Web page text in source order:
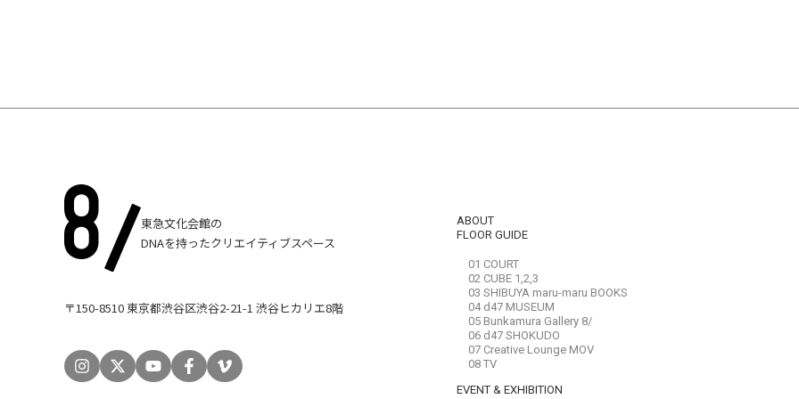
東急文化会館の
DNAを持ったクリエイティブスペース
〒150-8510 東京都渋谷区渋谷2-21-1 渋谷ヒカリエ8階
ABOUT
FLOOR GUIDE
01 COURT
02 CUBE 1,2,3
03 SHIBUYA maru-maru BOOKS
04 d47 MUSEUM
05 Bunkamura Gallery 8/
06 d47 SHOKUDO
07 Creative Lounge MOV
08 TV
EVENT & EXHIBITION